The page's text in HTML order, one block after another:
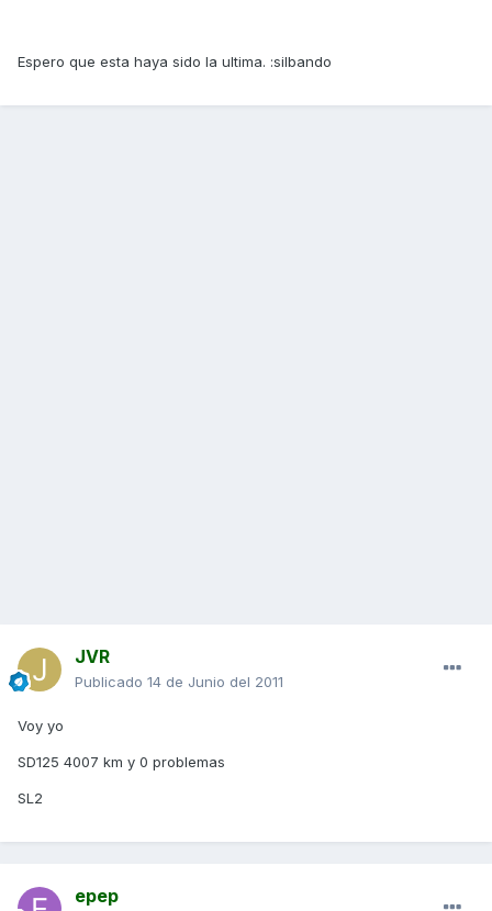
Espero que esta haya sido la ultima. :silbando
JVR
Publicado 14 de Junio del 2011
Voy yo
SD125 4007 km y 0 problemas
SL2
epep